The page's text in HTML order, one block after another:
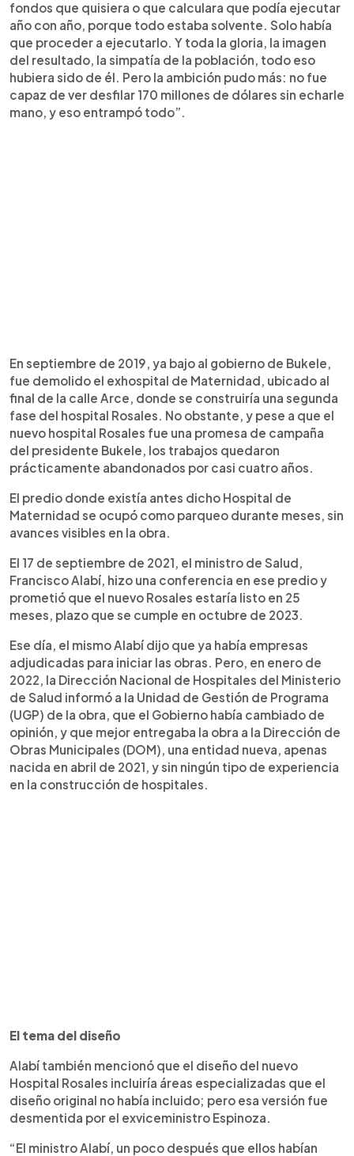
fondos que quisiera o que calculara que podía ejecutar
año con año, porque todo estaba solvente. Solo había
que proceder a ejecutarlo. Y toda la gloria, la imagen
del resultado, la simpatía de la población, todo eso
hubiera sido de él. Pero la ambición pudo más: no fue
capaz de ver desfilar 170 millones de dólares sin echarle
mano, y eso entrampó todo”.
En septiembre de 2019, ya bajo al gobierno de Bukele,
fue demolido el exhospital de Maternidad, ubicado al
final de la calle Arce, donde se construiría una segunda
fase del hospital Rosales. No obstante, y pese a que el
nuevo hospital Rosales fue una promesa de campaña
del presidente Bukele, los trabajos quedaron
prácticamente abandonados por casi cuatro años.
El predio donde existía antes dicho Hospital de
Maternidad se ocupó como parqueo durante meses, sin
avances visibles en la obra.
El 17 de septiembre de 2021, el ministro de Salud,
Francisco Alabí, hizo una conferencia en ese predio y
prometió que el nuevo Rosales estaría listo en 25
meses, plazo que se cumple en octubre de 2023.
Ese día, el mismo Alabí dijo que ya había empresas
adjudicadas para iniciar las obras. Pero, en enero de
2022, la Dirección Nacional de Hospitales del Ministerio
de Salud informó a la Unidad de Gestión de Programa
(UGP) de la obra, que el Gobierno había cambiado de
opinión, y que mejor entregaba la obra a la Dirección de
Obras Municipales (DOM), una entidad nueva, apenas
nacida en abril de 2021, y sin ningún tipo de experiencia
en la construcción de hospitales.
El tema del diseño
Alabí también mencionó que el diseño del nuevo
Hospital Rosales incluiría áreas especializadas que el
diseño original no había incluido; pero esa versión fue
desmentida por el exviceministro Espinoza.
“El ministro Alabí, un poco después que ellos habían